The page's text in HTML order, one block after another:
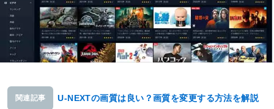
関連記事 U-NEXTの画質は良い？画質を変更する方法を解説